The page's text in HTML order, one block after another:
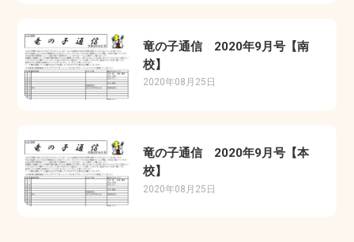
竜の子通信 2020年9月号【南
校】
2020年08月25日
竜の子通信 2020年9月号【本
校】
2020年08月25日